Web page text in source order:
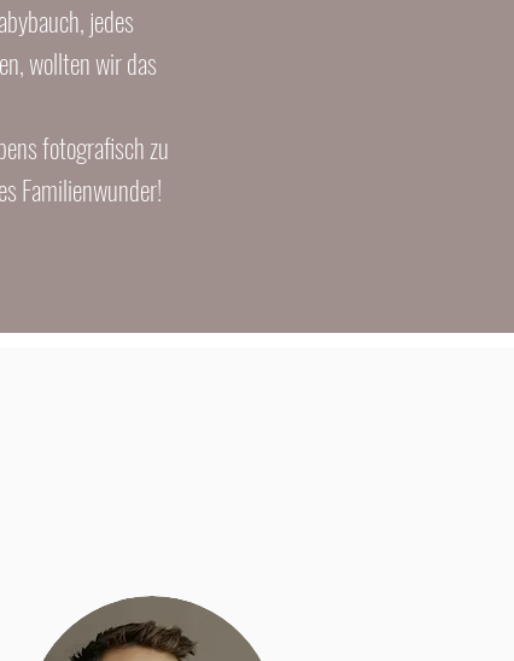
jedes
wollten wir das
fotografisch zu
Familienwunder!